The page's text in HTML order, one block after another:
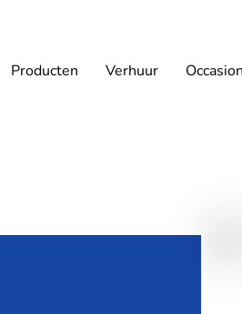
Producten Verhuur